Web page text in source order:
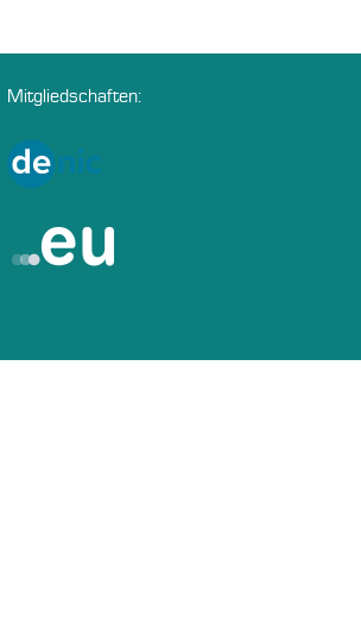
Mitgliedschaften: